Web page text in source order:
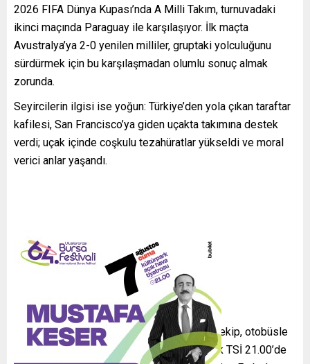
2026 FIFA Dünya Kupası’nda A Milli Takım, turnuvadaki
ikinci maçında Paraguay ile karşılaşıyor. İlk maçta
Avustralya’ya 2-0 yenilen milliler, gruptaki yolculuğunu
sürdürmek için bu karşılaşmadan olumlu sonuç almak
zorunda.
Seyircilerin ilgisi ise yoğun: Türkiye’den yola çıkan taraftar
kafilesi, San Francisco’ya giden uçakta takımına destek
verdi; uçak içinde coşkulu tezahüratlar yükseldi ve moral
verici anlar yaşandı.
Hazırlık ve kafile
Phoenix’teki hazırlıklarını tamamlayan milli ekip, otobüsle
Phoenix Uluslararası Havalimanı’na geçerek TSİ 21.00’de